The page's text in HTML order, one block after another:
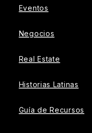
Eventos
Negocios
Real Estate
Historias Latinas
Guía de Recursos